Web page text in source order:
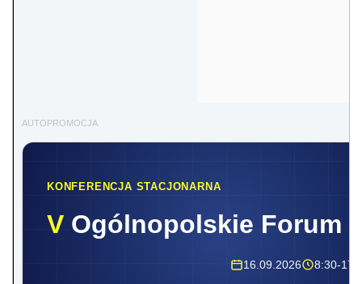
AUTOPROMOCJA
KONFERENCJA STACJONARNA
V Ogólnopolskie Forum
16.09.2026 8:30-